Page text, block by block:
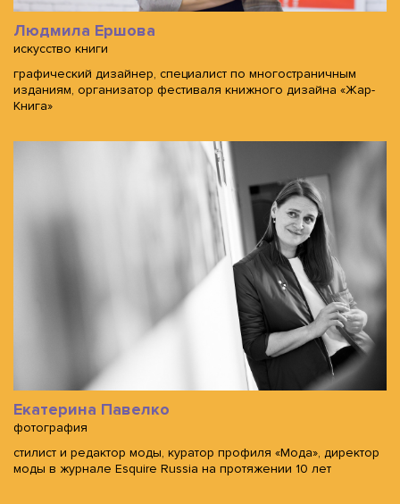
Людмила Ершова
искусство книги
графический дизайнер, специалист по многостраничным
изданиям, организатор фестиваля книжного дизайна «Жар-
Книга»
Екатерина Павелко
фотография
стилист и редактор моды, куратор профиля «Мода», директор
моды в журнале Esquire Russia на протяжении 10 лет